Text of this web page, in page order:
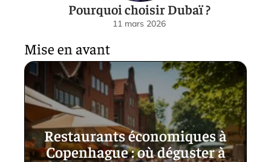
Pourquoi choisir Dubaï ?
11 mars 2026
Mise en avant
Restaurants économiques à
Copenhague : où déguster à